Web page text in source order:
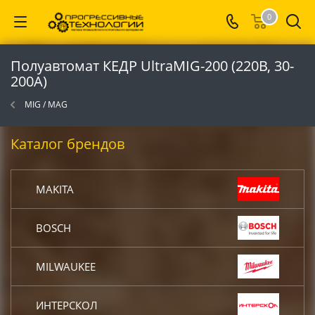
0
Полуавтомат КЕДР UltraMIG-200 (220В, 30-
200А)
MIG / MAG
Каталог брендов
MAKITA
BOSCH
MILWAUKEE
ИНТЕРСКОЛ